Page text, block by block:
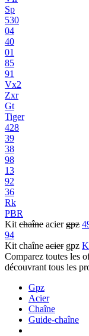
Sp
530
04
40
01
85
91
Vx2
Zxr
Gt
Tiger
428
39
38
98
13
92
36
Rk
PBR
Kit chaîne aciergpz
94
Kit chaîne aciergpz
Comparez toutes les
découvrant tous les
Gpz
Acier
Chaîne
Guide-chaîne